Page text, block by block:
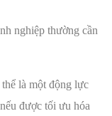
nghiệp thường cần
là một động lực
được tối ưu hóa